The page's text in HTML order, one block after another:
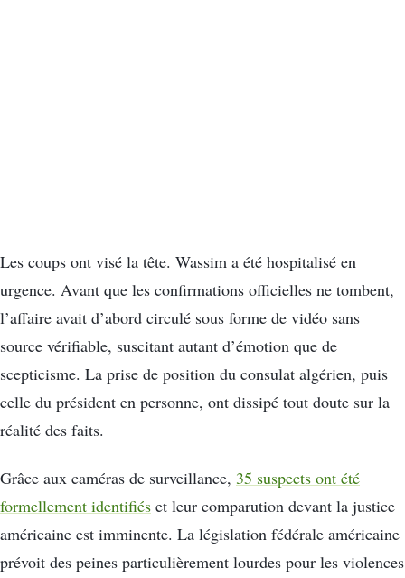
Les coups ont visé la tête. Wassim a été hospitalisé en
urgence. Avant que les confirmations officielles ne tombent,
l’affaire avait d’abord circulé sous forme de vidéo sans
source vérifiable, suscitant autant d’émotion que de
scepticisme. La prise de position du consulat algérien, puis
celle du président en personne, ont dissipé tout doute sur la
réalité des faits.
Grâce aux caméras de surveillance, 35 suspects ont été
formellement identifiés et leur comparution devant la justice
américaine est imminente. La législation fédérale américaine
prévoit des peines particulièrement lourdes pour les violences